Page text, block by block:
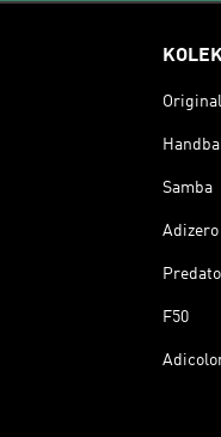
Samba
Adizero
F50